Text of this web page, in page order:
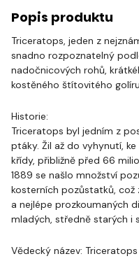
Popis produktu
Triceratops, jeden z
snadno rozpoznatelný
nadočnicových rohů,
kostěného štítovitého
Historie:
Triceratops byl jedním z
ptáky. Žil až do vyhynutí,
křídy, přibližně před 66
1889 se našlo množství
kosterních pozůstatků, což
a nejlépe prozkoumaných
mladých, středně starých i
Vědecký název: Triceratops